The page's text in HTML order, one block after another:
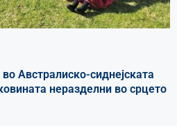
Австралиско-сиднејската
неразделни во срцето